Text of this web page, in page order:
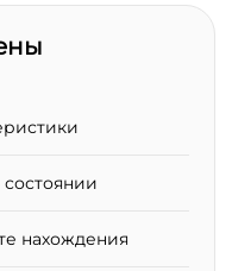
нахождения